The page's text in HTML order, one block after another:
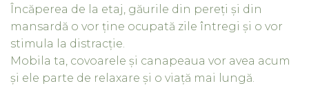
Încăperea de la etaj, găurile din pereți și din
mansardă o vor ține ocupată zile întregi și o vor
stimula la distracție.
Mobila ta, covoarele și canapeaua vor avea acum
și ele parte de relaxare și o viață mai lungă.